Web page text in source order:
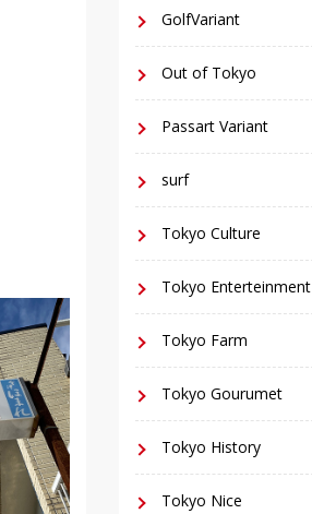
GolfVariant
Out of Tokyo
Passart Variant
surf
Tokyo Culture
Tokyo Enterteinment
Tokyo Farm
Tokyo Gourumet
Tokyo History
Tokyo Nice